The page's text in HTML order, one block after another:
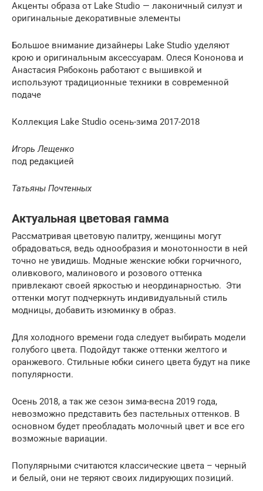
Акценты образа от Lake Studio — лаконичный силуэт и
оригинальные декоративные элементы
Большое внимание дизайнеры Lake Studio уделяют
крою и оригинальным аксессуарам. Олеся Кононова и
Анастасия Рябоконь работают с вышивкой и
используют традиционные техники в современной
подаче
Коллекция Lake Studio осень-зима 2017-2018
Игорь Лещенко
под редакцией
Татьяны Почтенных
Актуальная цветовая гамма
Рассматривая цветовую палитру, женщины могут
обрадоваться, ведь однообразия и монотонности в ней
точно не увидишь. Модные женские юбки горчичного,
оливкового, малинового и розового оттенка
привлекают своей яркостью и неординарностью. Эти
оттенки могут подчеркнуть индивидуальный стиль
модницы, добавить изюминку в образ.
Для холодного времени года следует выбирать модели
голубого цвета. Подойдут также оттенки желтого и
оранжевого. Стильные юбки синего цвета будут на пике
популярности.
Осень 2018, а так же сезон зима-весна 2019 года,
невозможно представить без пастельных оттенков. В
основном будет преобладать молочный цвет и все его
возможные вариации.
Популярными считаются классические цвета – черный
и белый, они не теряют своих лидирующих позиций.